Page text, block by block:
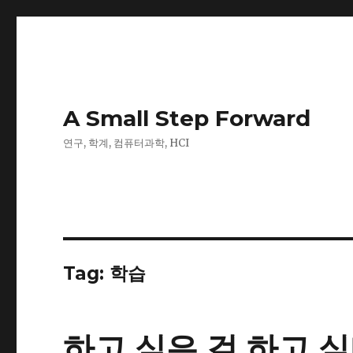
A Small Step Forward
연구, 학계, 컴퓨터과학, HCI
Tag: 학습